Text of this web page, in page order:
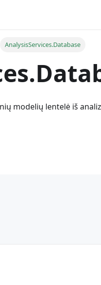
AnalysisServices.Database
modelių lentelė iš